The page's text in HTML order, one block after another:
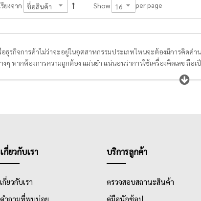
รียงจาก Show per page
ธุรกิจการค้าไม่ว่าจะอยู่ในอุตสาหกรรมประเภทไหนจะต้องมีการคิดคำ
งๆ หากต้องการความถูกต้อง แม่นยำ แน่นอนว่าการใช้เครื่องคิดเลข
ดยโปรแกรมคำนวณ Integral Differential และ Matrix&Vector สามา
บ Two Way Power พลังงานแสงอาทิตย์และใส่ถ่าน 1.5 โวลด์ อีกทั้งมีห
เกี่ยวกับเรา
เกี่ยวกับเรา
คำถามที่พบบ่อย
บริการลูกค้า
ตรวจสอบสถานะสินค้า
คู่มือนักช้อป